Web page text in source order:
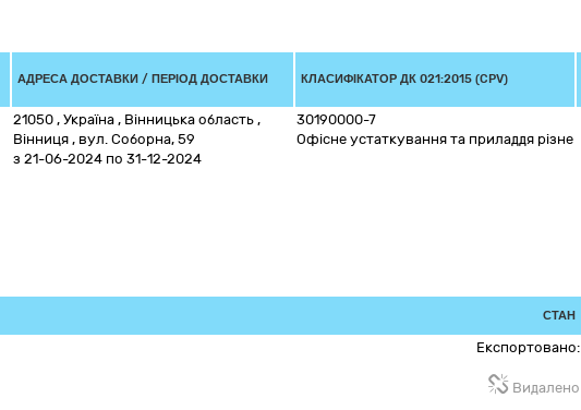
АДРЕСА ДОСТАВКИ / ПЕРІОД ДОСТАВКИ КЛАСИФІКАТОР ДК 021:2015 (CPV)
21050 , Україна , Вінницька область ,
Вінниця , вул. Соборна, 59
з 21-06-2024 по 31-12-2024
30190000-7
Офісне устаткування та приладдя різне
СТАН
Експортовано:
Видалено